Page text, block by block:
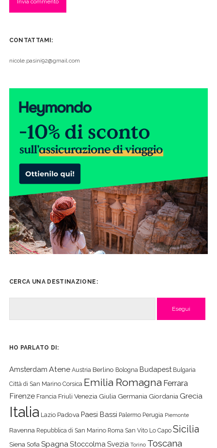
CONTATTAMI:
nicole.pasini92@gmail.com
CERCA UNA DESTINAZIONE:
HO PARLATO DI:
Amsterdam Atene Austria Berlino Bologna Budapest Bulgaria
Città di San Marino Corsica Emilia Romagna Ferrara
Firenze Francia Friuli Venezia Giulia Germania Giordania Grecia
Italia Lazio Padova Paesi Bassi Palermo Perugia Piemonte
Ravenna Repubblica di San Marino Roma San Vito Lo Capo Sicilia
Siena Sofia SpagnaStoccolma Svezia Torino Toscana